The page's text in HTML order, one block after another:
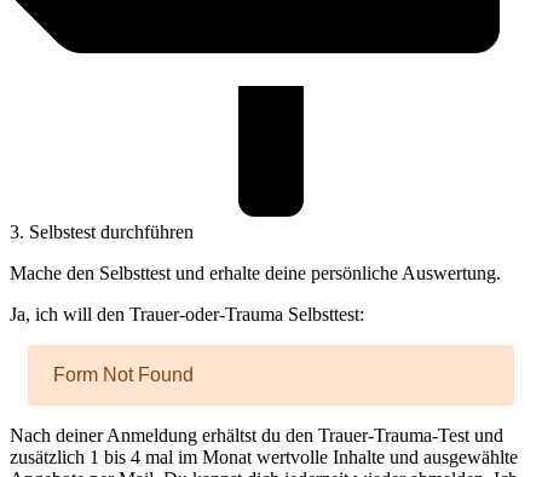
3. Selbstest durchführen
Mache den Selbsttest und erhalte deine persönliche Auswertung.
Ja, ich will den Trauer-oder-Trauma Selbsttest:
Nach deiner Anmeldung erhältst du den Trauer-Trauma-Test und
zusätzlich 1 bis 4 mal im Monat wertvolle Inhalte und ausgewählte
Christine Seith
100
%
Empfehlungen auf
ProvenExpert.com
SEHR GUT
4,94
/
5,00